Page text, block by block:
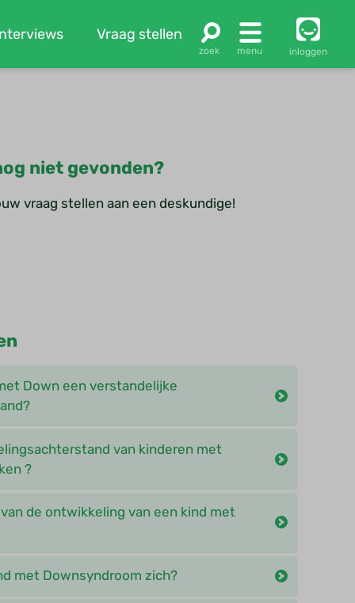
Vraag stellen
inloggen
niet gevonden?
vraag stellen aan een deskundige!
Down een verstandelijke
van kinderen met
?
de ontwikkeling van een kind met
met Downsyndroom zich?